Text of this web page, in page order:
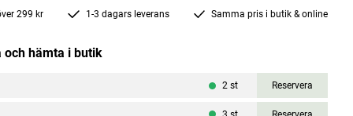
299 kr 1-3 dagars leverans Samma pris i butik & online
och hämta i butik
2 st Reservera